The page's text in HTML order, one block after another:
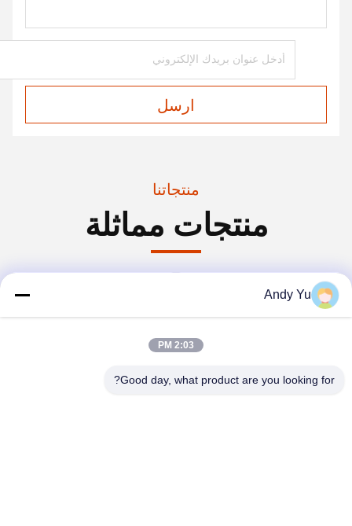
ارسل
منتجاتنا
منتجات مماثلة
فيديو
Andy Yu
2:03 PM
Good day, what product are you looking for?